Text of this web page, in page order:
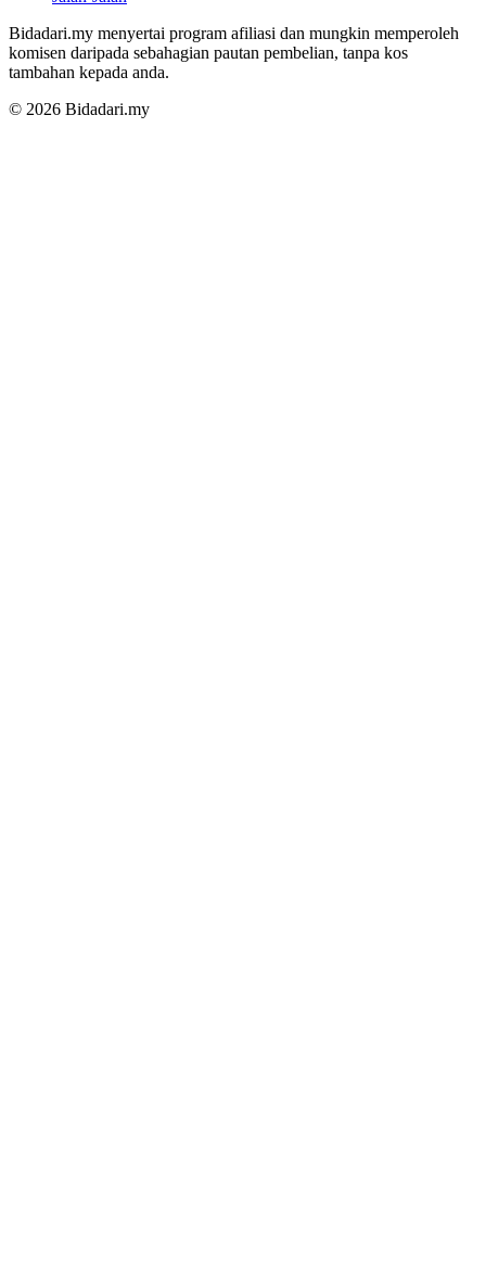
Bidadari.my menyertai program afiliasi dan mungkin memperoleh
komisen daripada sebahagian pautan pembelian, tanpa kos
tambahan kepada anda.
© 2026 Bidadari.my